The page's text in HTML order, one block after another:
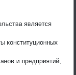
является
конституционных
и предприятий,